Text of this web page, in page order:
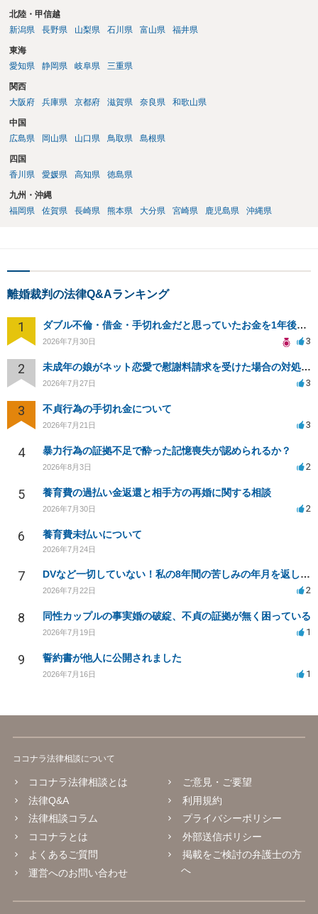
北陸・甲信越
新潟県
長野県 山梨県 石川県 富山県 福井県
東海
愛知県
静岡県 岐阜県 三重県
関西
大阪府
兵庫県 京都府 滋賀県 奈良県 和歌山県
中国
広島県
岡山県 山口県 鳥取県 島根県
四国
香川県
愛媛県 高知県 徳島県
九州・沖縄
福岡県
佐賀県 長崎県 熊本県 大分県 宮崎県 鹿児島県 沖縄県
離婚裁判の法律Q&Aランキング
1 ダブル不倫・借金・手切れ金だと思っていたお金を1年後いまさら脅迫罪として通知書が来てまとめて請求
2026年7月30日 3
2 未成年の娘がネット恋愛で慰謝料請求を受けた場合の対処法は？
2026年7月27日 3
3 不貞行為の手切れ金について
2026年7月21日 3
4 暴力行為の証拠不足で酔った記憶喪失が認められるか？
2026年8月3日 2
5 養育費の過払い金返還と相手方の再婚に関する相談
2026年7月30日 2
6 養育費未払いについて
2026年7月24日
7 DVなど一切していない！私の8年間の苦しみの年月を返して！
2026年7月22日 2
8 同性カップルの事実婚の破綻、不貞の証拠が無く困っている
2026年7月19日 1
9 誓約書が他人に公開されました
2026年7月16日 1
ココナラ法律相談について
ココナラ法律相談とは
法律Q&A
法律相談コラム
ココナラとは
よくあるご質問
運営へのお問い合わせ
ご意見・ご要望
利用規約
プライバシーポリシー
外部送信ポリシー
掲載をご検討の弁護士の方
へ